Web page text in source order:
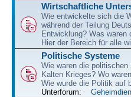
Wirtschaftliche
Wie entwickelte sich die
während der Teilung
Entwicklung? Was waren
Hier der Bereich für alle
Politische Systeme
Wie waren die
Kalten Krieges? Wo
Wie wurde die Politik auf
Unterforum: